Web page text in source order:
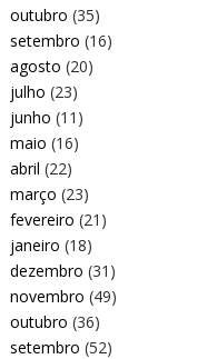
outubro (35)
setembro (16)
agosto (20)
julho (23)
junho (11)
maio (16)
abril (22)
março (23)
fevereiro (21)
janeiro (18)
dezembro (31)
novembro (49)
outubro (36)
setembro (52)